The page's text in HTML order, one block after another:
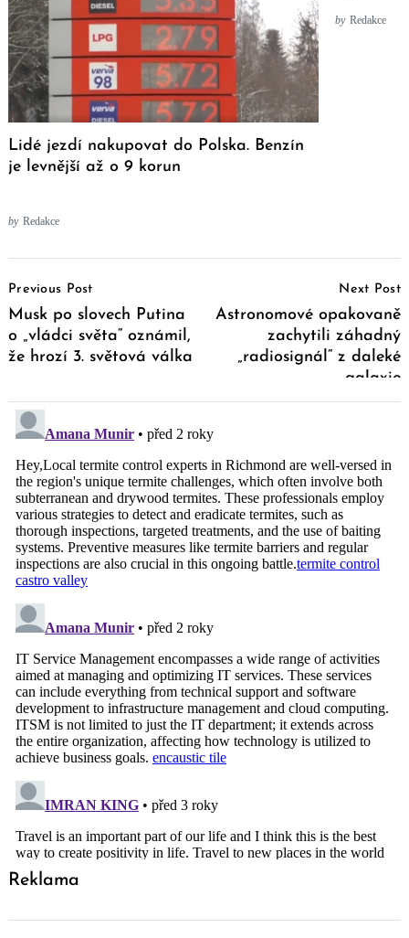
Lidé jezdí nakupovat do Polska. Benzín
je levnější až o 9 korun
by Redakce
by Redakce
Navigation
Previous Post
Musk po slovech Putina
o „vládci světa“ oznámil,
že hrozí 3. světová válka
Next Post
Astronomové opakovaně
zachytili záhadný
„radiosignál“ z daleké
galaxie
Reklama